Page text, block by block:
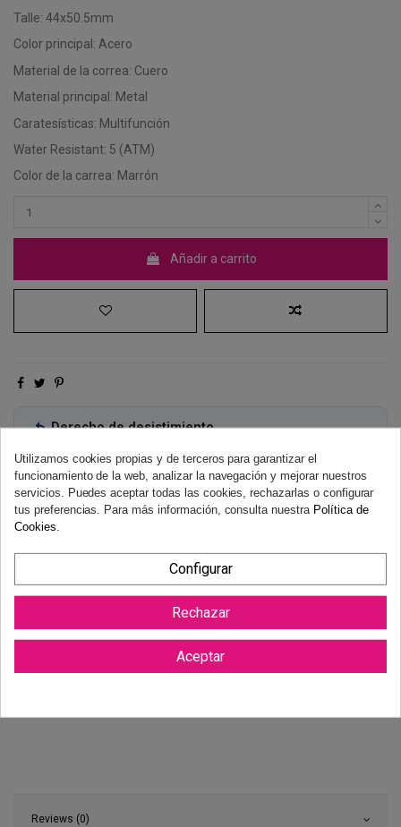
Talle: 44x50.5mm
Color principal: Acero
Material de la correa: Cuero
Material principal: Metal
Caratesísticas: Multifunción
Water Resistant: 5 (ATM)
Color de la carrea: Marrón
Añadir a carrito
Derecho de desistimiento
necesidad de justificación.Más información
Reviews (0)
Utilizamos cookies propias y de terceros para garantizar el
funcionamiento de la web, analizar la navegación y mejorar nuestros
servicios. Puedes aceptar todas las cookies, rechazarlas o configurar
tus preferencias. Para más información, consulta nuestra Política de
Cookies
Configurar
Rechazar
Aceptar